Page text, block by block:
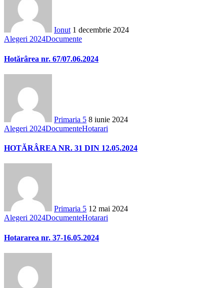
Ionut 1 decembrie 2024
Alegeri 2024Documente
Hotărârea nr. 67/07.06.2024
Primaria 5 8 iunie 2024
Alegeri 2024DocumenteHotarari
HOTĂRÂREA NR. 31 DIN 12.05.2024
Primaria 5 12 mai 2024
Alegeri 2024DocumenteHotarari
Hotararea nr. 37-16.05.2024